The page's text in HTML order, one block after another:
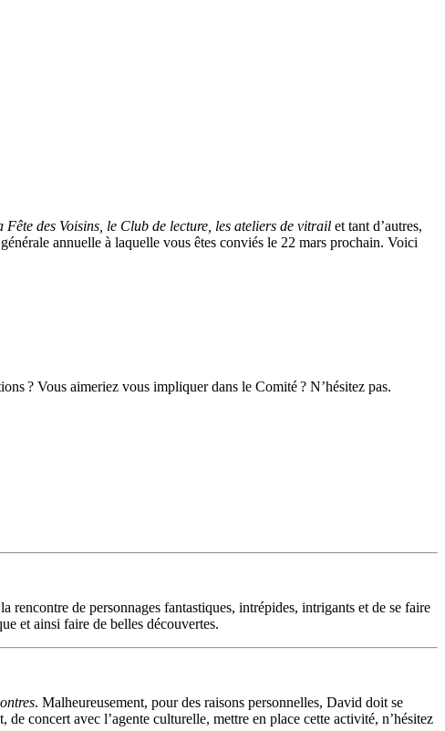
des Voisins, le Club de lecture, les ateliers de vitrail et tant d’autres,
annuelle à laquelle vous êtes conviés le 22 mars prochain. Voici
? Vous aimeriez vous impliquer dans le Comité ? N’hésitez pas.
rencontre de personnages fantastiques, intrépides, intrigants et de se faire
et ainsi faire de belles découvertes.
. Malheureusement, pour des raisons personnelles, David doit se
concert avec l’agente culturelle, mettre en place cette activité, n’hésitez